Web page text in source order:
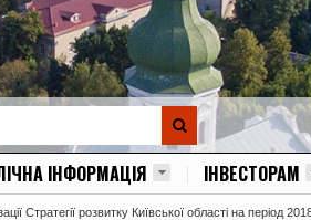
ІНФОРМАЦІЯ ІНВЕСТОРАМ
Стратегії розвитку Київської області на період